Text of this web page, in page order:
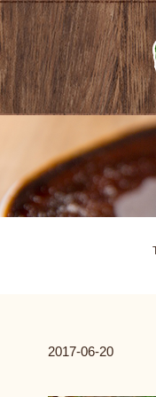
2017-06-20